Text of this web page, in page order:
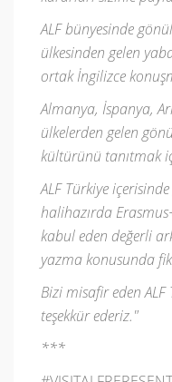
ALF bünyesinde
ülkesinden gelen
ortak İngilizce
Almanya, İspanya,
ülkelerden gelen
kültürünü tanıtmak
ALF Türkiye
halihazırda
kabul eden değerli
yazma konusunda
Bizi misafir eden
teşekkür ederiz."
***